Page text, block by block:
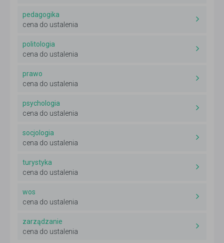
pedagogika
cena do ustalenia
politologia
cena do ustalenia
prawo
cena do ustalenia
psychologia
cena do ustalenia
socjologia
cena do ustalenia
turystyka
cena do ustalenia
wos
cena do ustalenia
zarządzanie
cena do ustalenia